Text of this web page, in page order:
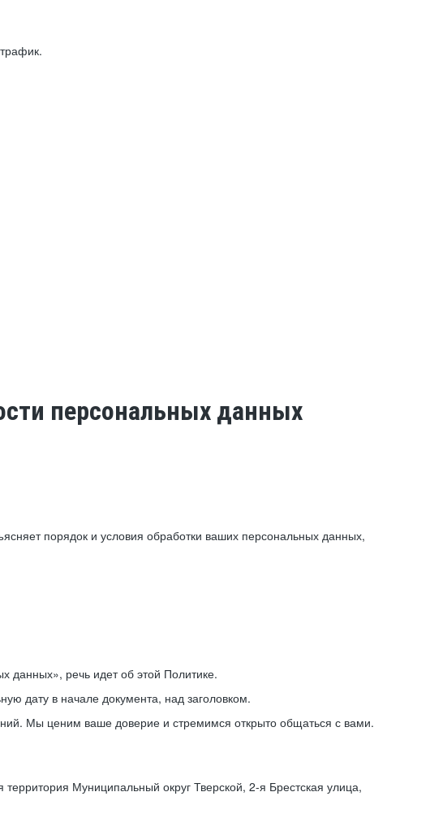
персональных данных
порядок и условия обработки ваших персональных данных,
данных», речь идет об этой Политике.
дату в начале документа, над заголовком.
Мы ценим ваше доверие и стремимся открыто общаться с вами.
Муниципальный округ Тверской, 2-я Брестская улица,